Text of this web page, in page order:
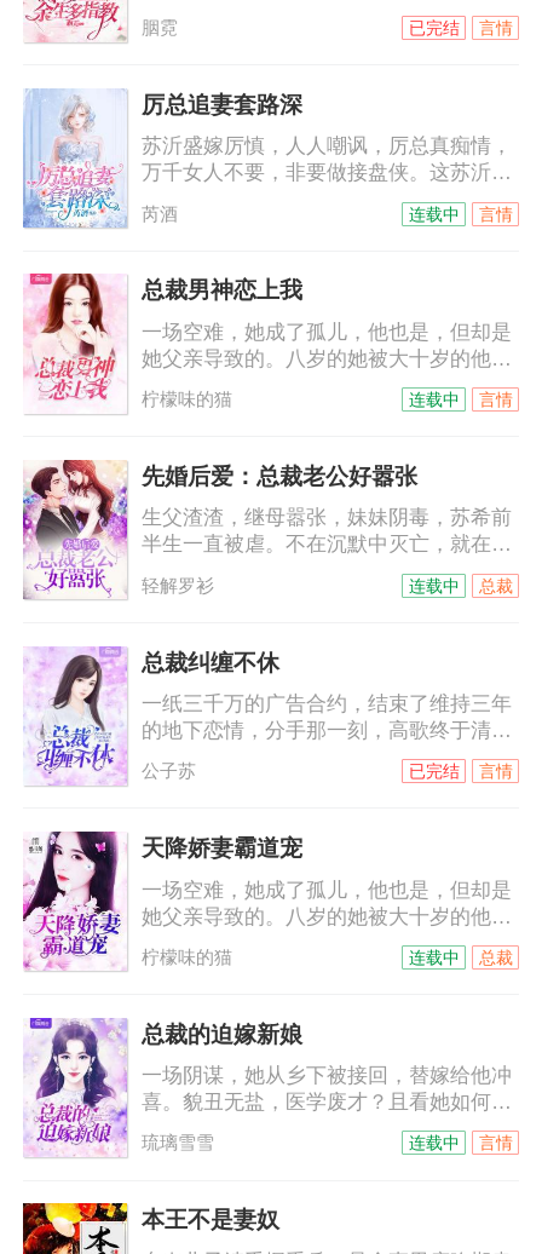
的身份来说，钱从来都不是问题。“我不要
钱，我要复仇！”司徒静的拳头紧紧地攥
的。”陆锦傲咳嗽着，“我不要你的命，嫁
给我，作为我的妻子去复仇吧！”
胭霓 言情
已完结
厉总追妻套路深
苏沂盛嫁厉慎，人人嘲讽，厉总真痴情，
万千女人不要，非要做接盘侠。这苏沂都
怀上别人的孩子了，厉慎依旧宠爱有加。
外界传闻，苏沂简直就是厉慎心头的白月
果真是白月光，也不会每天野种挂在嘴
上，死不承认那是他的种。朱砂痣？真是
朱砂痣，也不会刚出月子，就让怀孕的姐
姐登门入室，分享自己的男人！娶她，不
过是侮辱她而已。
芮酒 言情
连载中
总裁男神恋上我
一场空难，她成了孤儿，他也是，但却是
她父亲导致的。八岁的她被大十岁的他带
回付家，本以为那是他的善意，没想到，
他是来讨债的。十年间，她一直以为他恨
给她……他不允许她叫他哥，她只能叫他
名字，付墨沉，付墨沉，一遍遍，根深蒂
固……
柠檬味的猫 言情
连载中
先婚后爱：总裁老公好嚣张
生父渣渣，继母嚣张，妹妹阴毒，苏希前
半生一直被虐。不在沉默中灭亡，就在沉
默中爆（变）发（态）。黑莲花进击路
上，却意外被逼闪婚。只是那个外表冷酷
希：给我跪下唱征服。陆霆：你给老子说
清楚，到底是跪搓衣板还是跪榴莲！
轻解罗衫 总裁
连载中
总裁纠缠不休
一纸三千万的广告合约，结束了维持三年
的地下恋情，分手那一刻，高歌终于清
楚，自己从来就没有走进过他的心里。她
平静的签了字，拿着合约麻利的滚了。她
这才刚刚只是开始……某天，慕总裁打电
话给某小艺人，“明天有空吗？”小艺人不
耐烦，“没空！”“这样啊，其实我是
想……”小艺人被撩起好奇心，“想干嘛？”
公子苏 言情
已完结
天降娇妻霸道宠
一场空难，她成了孤儿，他也是，但却是
她父亲导致的。八岁的她被大十岁的他带
回穆家，本以为那是他的善意，没想到，
他是来讨债的。十年间，她一直以为他恨
给她……他不允许她叫他哥，她只能叫他
名字，穆霆琛，穆霆琛，一遍遍，根深蒂
固……
柠檬味的猫 总裁
连载中
总裁的迫嫁新娘
一场阴谋，她从乡下被接回，替嫁给他冲
喜。貌丑无盐，医学废才？且看她如何妙
手回春，绝丽风姿！脸被打肿的海城名媛
们向他告状，陆少……等等，她嫁的鬼夫
紧他的大腿，老公，你不是快不行了么？
他一副要吃了她的表情，看来我要身体力
琉璃雪雪 言情
连载中
本王不是妻奴